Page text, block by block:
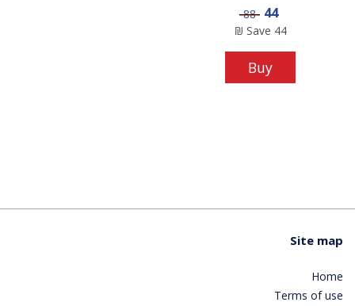
Sale price
44
Price
88
Save 44
₪
Buy
Site map
Home
Terms of use